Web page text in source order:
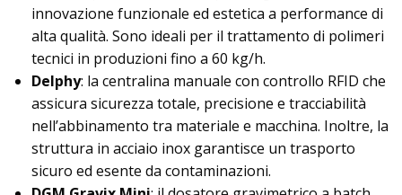
innovazione funzionale ed estetica a performance di
alta qualità. Sono ideali per il trattamento di polimeri
tecnici in produzioni fino a 60 kg/h.
Delphy: la centralina manuale con controllo RFID che
assicura sicurezza totale, precisione e tracciabilità
nell’abbinamento tra materiale e macchina. Inoltre, la
struttura in acciaio inox garantisce un trasporto
sicuro ed esente da contaminazioni.